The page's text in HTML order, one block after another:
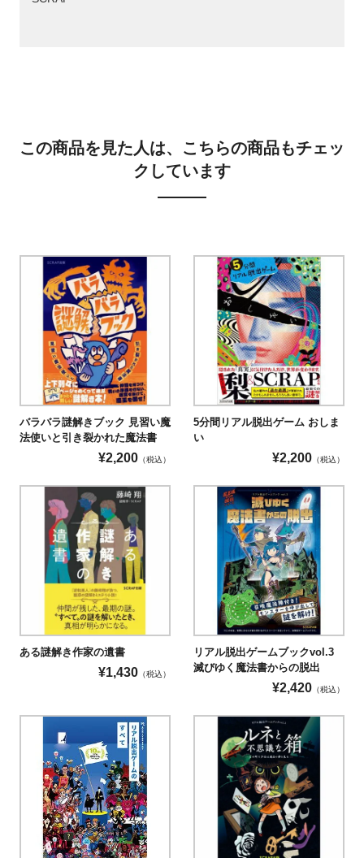
この商品を見た人は、こちらの商品もチェッ
クしています
バラバラ謎解きブック 見習い魔
法使いと引き裂かれた魔法書
¥2,200 （税込）
5分間リアル脱出ゲーム おしま
い
¥2,200 （税込）
ある謎解き作家の遺書
¥1,430 （税込）
リアル脱出ゲームブックvol.3
滅びゆく魔法書からの脱出
¥2,420 （税込）